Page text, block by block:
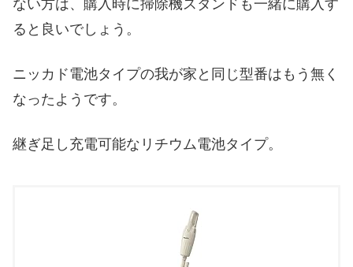
ない方は、購入時に掃除機スタンドも一緒に購入す
ると良いでしょう。
ニッカド電池タイプの我が家と同じ型番はもう無く
なったようです。
継ぎ足し充電可能なリチウム電池タイプ。